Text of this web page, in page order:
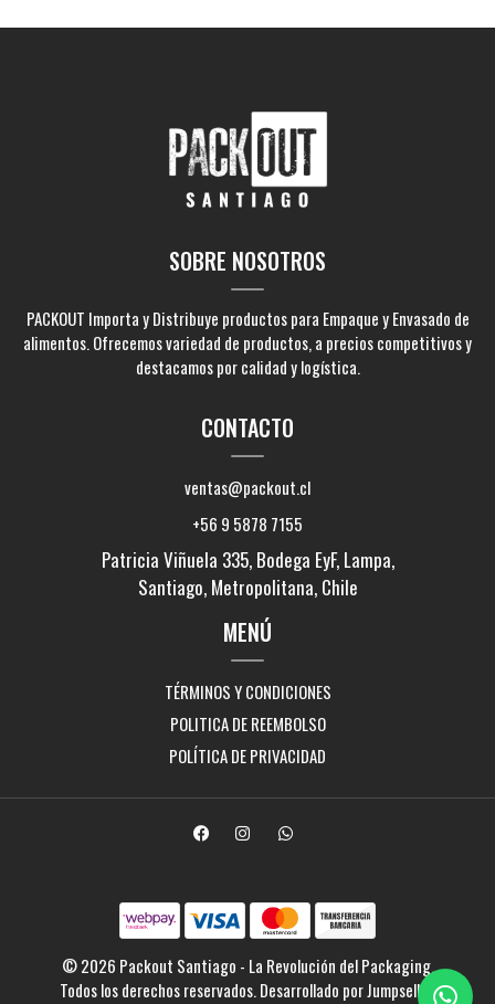
SOBRE NOSOTROS
PACKOUT Importa y Distribuye productos para Empaque y Envasado de
alimentos. Ofrecemos variedad de productos, a precios competitivos y
destacamos por calidad y logística.
CONTACTO
ventas@packout.cl
+56 9 5878 7155
Patricia Viñuela 335, Bodega EyF, Lampa,
Santiago, Metropolitana, Chile
MENÚ
TÉRMINOS Y CONDICIONES
POLITICA DE REEMBOLSO
POLÍTICA DE PRIVACIDAD
© 2026 Packout Santiago - La Revolución del Packaging.
Todos los derechos reservados.Desarrollado por Jumpseller .